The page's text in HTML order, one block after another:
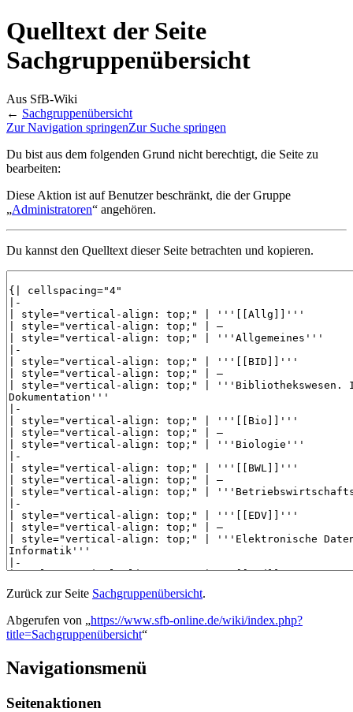
Quelltext der Seite
Sachgruppenübersicht
Aus SfB-Wiki
← Sachgruppenübersicht
Zur Navigation springenZur Suche springen
Du bist aus dem folgenden Grund nicht berechtigt, die Seite zu
bearbeiten:
Diese Aktion ist auf Benutzer beschränkt, die der Gruppe
„Administratoren“ angehören.
Du kannst den Quelltext dieser Seite betrachten und kopieren.
Zurück zur Seite Sachgruppenübersicht.
Abgerufen von „https://www.sfb-online.de/wiki/index.php?
title=Sachgruppenübersicht“
Navigationsmenü
Seitenaktionen